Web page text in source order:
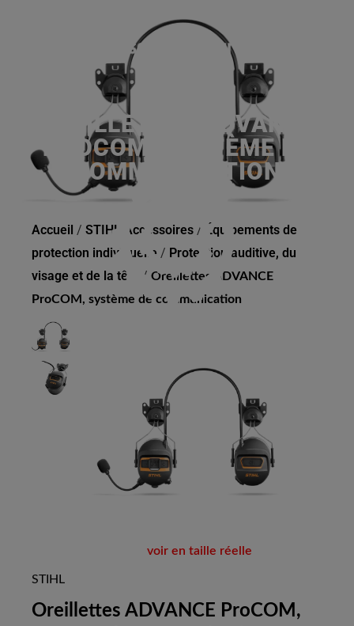
OREILLETTES ADVANCE
PROCOM, SYSTÈME DE
COMMUNICATION
Accueil / STIHL Accessoires /
Équipements de
protection individuelle / Protection auditive, du
visage et de la tête
/ Oreillettes ADVANCE
ProCOM, système de communication
voir en taille réelle
STIHL
Oreillettes ADVANCE ProCOM,